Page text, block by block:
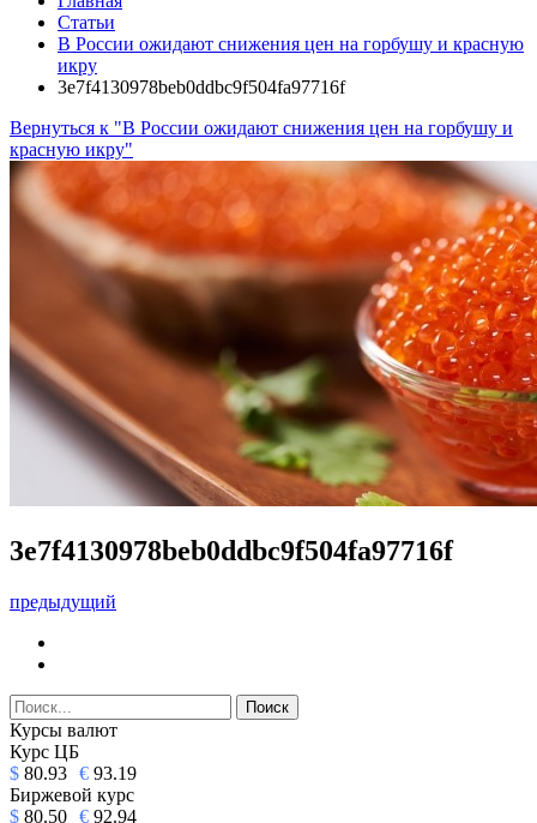
Статьи
В России ожидают снижения цен на горбушу и красную
икру
3e7f4130978beb0ddbc9f504fa97716f
Вернуться к "В России ожидают снижения цен на горбушу и
красную икру"
3e7f4130978beb0ddbc9f504fa97716f
предыдущий
Курсы валют
Курс ЦБ
$ 80.93 € 93.19
Биржевой курс
$ 80.50 € 92.94